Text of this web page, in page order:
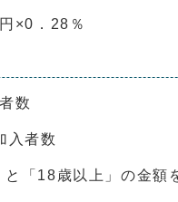
×0．28％
数
入者数
「18歳以上」の金額